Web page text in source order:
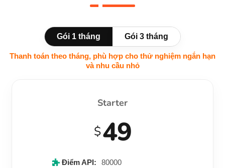
Gói 1 tháng Gói 3 tháng
Thanh toán theo tháng, phù hợp cho thử nghiệm ngắn hạn
và nhu cầu nhỏ
Starter
$49
Điểm API: 80000